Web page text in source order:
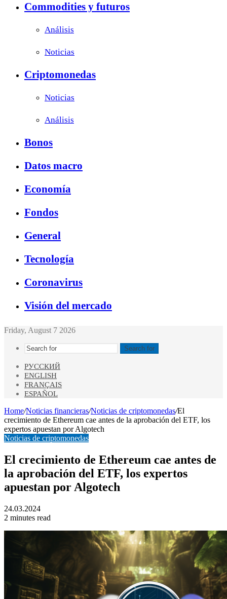
Commodities y futuros
Análisis
Noticias
Criptomonedas
Noticias
Análisis
Bonos
Datos macro
Economía
Fondos
General
Tecnología
Coronavirus
Visión del mercado
Friday, August 7 2026
Search for
РУССКИЙ
ENGLISH
FRANÇAIS
ESPAÑOL
Home/Noticias financieras/Noticias de criptomonedas/El
crecimiento de Ethereum cae antes de la aprobación del ETF, los
expertos apuestan por Algotech
Noticias de criptomonedas
El crecimiento de Ethereum cae antes de
la aprobación del ETF, los expertos
apuestan por Algotech
24.03.2024
2 minutes read